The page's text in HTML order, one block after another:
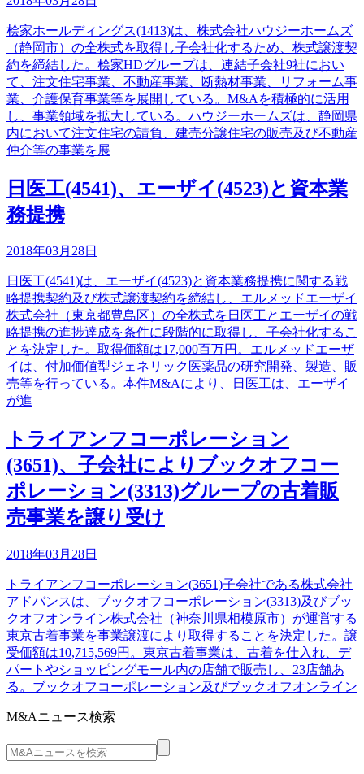
桧家ホールディングス(1413)は、株式会社ハウジーホームズ
（静岡市）の全株式を取得し子会社化するため、株式譲渡契
約を締結した。桧家HDグループは、連結子会社9社におい
て、注文住宅事業、不動産事業、断熱材事業、リフォーム事
業、介護保育事業等を展開している。M&Aを積極的に活用
し、事業領域を拡大している。ハウジーホームズは、静岡県
内において注文住宅の請負、建売分譲住宅の販売及び不動産
仲介等の事業を展
日医工(4541)、エーザイ(4523)と資本業
務提携
2018年03月28日
日医工(4541)は、エーザイ(4523)と資本業務提携に関する戦
略提携契約及び株式譲渡契約を締結し、エルメッドエーザイ
株式会社（東京都豊島区）の全株式を日医工とエーザイの戦
略提携の進捗達成を条件に段階的に取得し、子会社化するこ
とを決定した。取得価額は17,000百万円。エルメッドエーザ
イは、付加価値型ジェネリック医薬品の研究開発、製造、販
売等を行っている。本件M&Aにより、日医工は、エーザイ
が進
トライアンフコーポレーション
(3651)、子会社によりブックオフコー
ポレーション(3313)グループの古着販
売事業を譲り受け
2018年03月28日
トライアンフコーポレーション(3651)子会社である株式会社
アドバンスは、ブックオフコーポレーション(3313)及びブッ
クオフオンライン株式会社（神奈川県相模原市）が運営する
東京古着事業を事業譲渡により取得することを決定した。譲
受価額は10,715,569円。東京古着事業は、古着を仕入れ、デ
パートやショッピングモール内の店舗で販売し、23店舗あ
る。ブックオフコーポレーション及びブックオフオンライン
M&Aニュース検索